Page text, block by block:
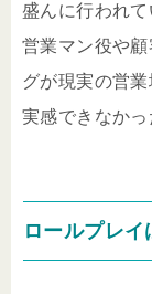
盛んに行われ
営業マン役や
グが現実の営
実感できなかっ
ロールプレイ